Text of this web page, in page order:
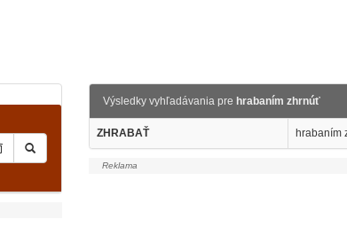
Výsledky vyhľadávania pre hrabaním zhrnúť
ZHRABAŤ hrabaním